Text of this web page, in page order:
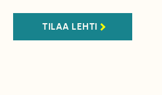
TILAA LEHTI